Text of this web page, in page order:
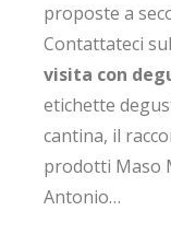
proposte a
Contattateci
visita con
etichette
cantina, il
prodotti Maso
Antonio…